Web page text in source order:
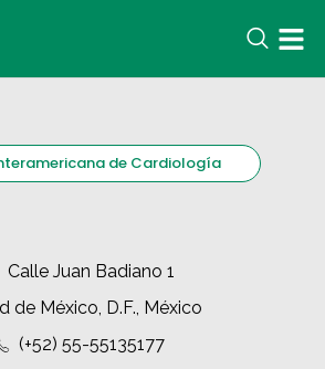
de Cardiología
Calle Juan Badiano 1
de México, D.F., México
(+52) 55-55135177